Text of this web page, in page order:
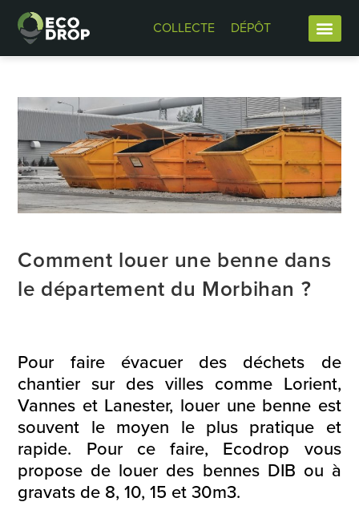
COLLECTE DÉPÔT
Comment louer une benne dans
le département du Morbihan ?
Pour faire évacuer des déchets de
chantier sur des villes comme Lorient,
Vannes et Lanester, louer une benne est
souvent le moyen le plus pratique et
rapide. Pour ce faire, Ecodrop vous
propose de louer des bennes DIB ou à
gravats de 8, 10, 15 et 30m3.